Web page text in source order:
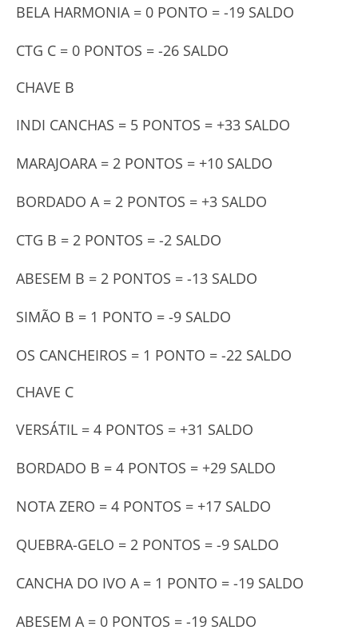
BELA HARMONIA = 0 PONTO = -19 SALDO
CTG C = 0 PONTOS = -26 SALDO
CHAVE B
INDI CANCHAS = 5 PONTOS = +33 SALDO
MARAJOARA = 2 PONTOS = +10 SALDO
BORDADO A = 2 PONTOS = +3 SALDO
CTG B = 2 PONTOS = -2 SALDO
ABESEM B = 2 PONTOS = -13 SALDO
SIMÃO B = 1 PONTO = -9 SALDO
OS CANCHEIROS = 1 PONTO = -22 SALDO
CHAVE C
VERSÁTIL = 4 PONTOS = +31 SALDO
BORDADO B = 4 PONTOS = +29 SALDO
NOTA ZERO = 4 PONTOS = +17 SALDO
QUEBRA-GELO = 2 PONTOS = -9 SALDO
CANCHA DO IVO A = 1 PONTO = -19 SALDO
ABESEM A = 0 PONTOS = -19 SALDO